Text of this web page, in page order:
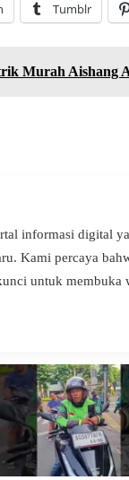
Tumblr
Murah Aishang
informasi digital
Kami percaya
untuk membuka